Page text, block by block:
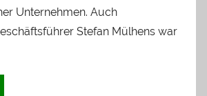
Unternehmen. Auch
Stefan Mülhens war